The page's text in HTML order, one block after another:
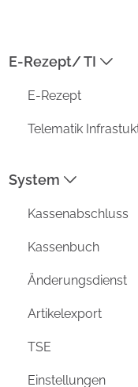
E-Rezept/ TI
E-Rezept
Telematik
System
Kassenabschluss
Kassenbuch
Änderungsdienst
Artikelexport
TSE
Einstellungen